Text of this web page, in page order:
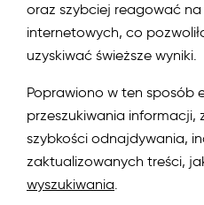
Google Discover
Google Grafika
Google Helpful Content
Google Koliber (Google
Google Medic Update
oraz szybciej reagować
internetowych, co
uzyskiwać świeższe wyniki.
Poprawiono w ten sposób
przeszukiwania
szybkości odnajdywania,
zaktualizowanych treści,
wyszukiwania.